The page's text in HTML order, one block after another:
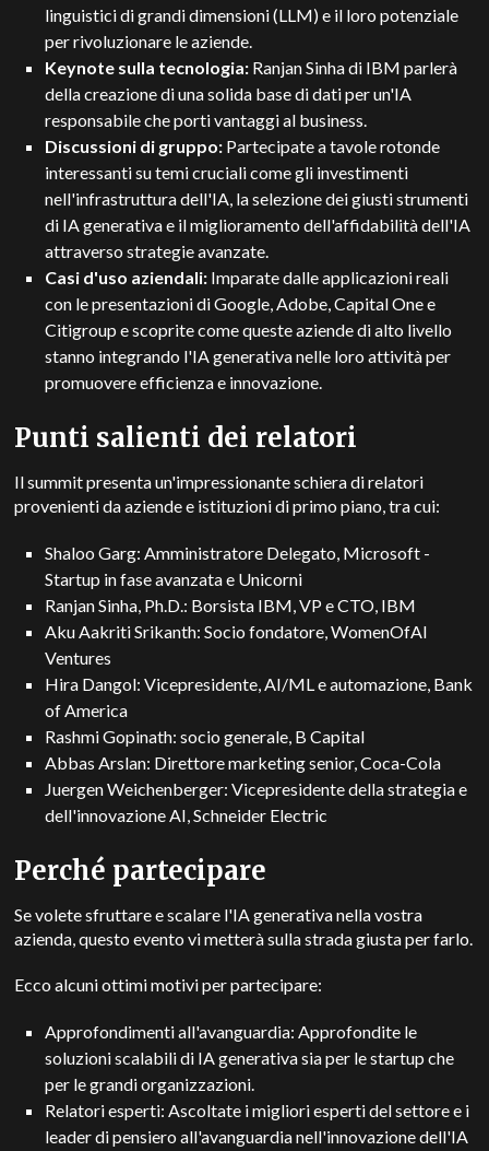
linguistici di grandi dimensioni (LLM) e il loro potenziale
per rivoluzionare le aziende.
Keynote sulla tecnologia: Ranjan Sinha di IBM parlerà
della creazione di una solida base di dati per un'IA
responsabile che porti vantaggi al business.
Discussioni di gruppo: Partecipate a tavole rotonde
interessanti su temi cruciali come gli investimenti
nell'infrastruttura dell'IA, la selezione dei giusti strumenti
di IA generativa e il miglioramento dell'affidabilità dell'IA
attraverso strategie avanzate.
Casi d'uso aziendali: Imparate dalle applicazioni reali
con le presentazioni di Google, Adobe, Capital One e
Citigroup e scoprite come queste aziende di alto livello
stanno integrando l'IA generativa nelle loro attività per
promuovere efficienza e innovazione.
Punti salienti dei relatori
Il summit presenta un'impressionante schiera di relatori
provenienti da aziende e istituzioni di primo piano, tra cui:
Shaloo Garg: Amministratore Delegato, Microsoft -
Startup in fase avanzata e Unicorni
Ranjan Sinha, Ph.D.: Borsista IBM, VP e CTO, IBM
Aku Aakriti Srikanth: Socio fondatore, WomenOfAI
Ventures
Hira Dangol: Vicepresidente, AI/ML e automazione, Bank
of America
Rashmi Gopinath: socio generale, B Capital
Abbas Arslan: Direttore marketing senior, Coca-Cola
Juergen Weichenberger: Vicepresidente della strategia e
dell'innovazione AI, Schneider Electric
Perché partecipare
Se volete sfruttare e scalare l'IA generativa nella vostra
azienda, questo evento vi metterà sulla strada giusta per farlo.
Ecco alcuni ottimi motivi per partecipare:
Approfondimenti all'avanguardia: Approfondite le
soluzioni scalabili di IA generativa sia per le startup che
per le grandi organizzazioni.
Relatori esperti: Ascoltate i migliori esperti del settore e i
leader di pensiero all'avanguardia nell'innovazione dell'IA